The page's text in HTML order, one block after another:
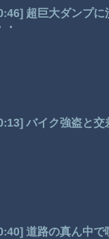
超巨大ダンプ
・
バイク強盗と
道路の真ん中